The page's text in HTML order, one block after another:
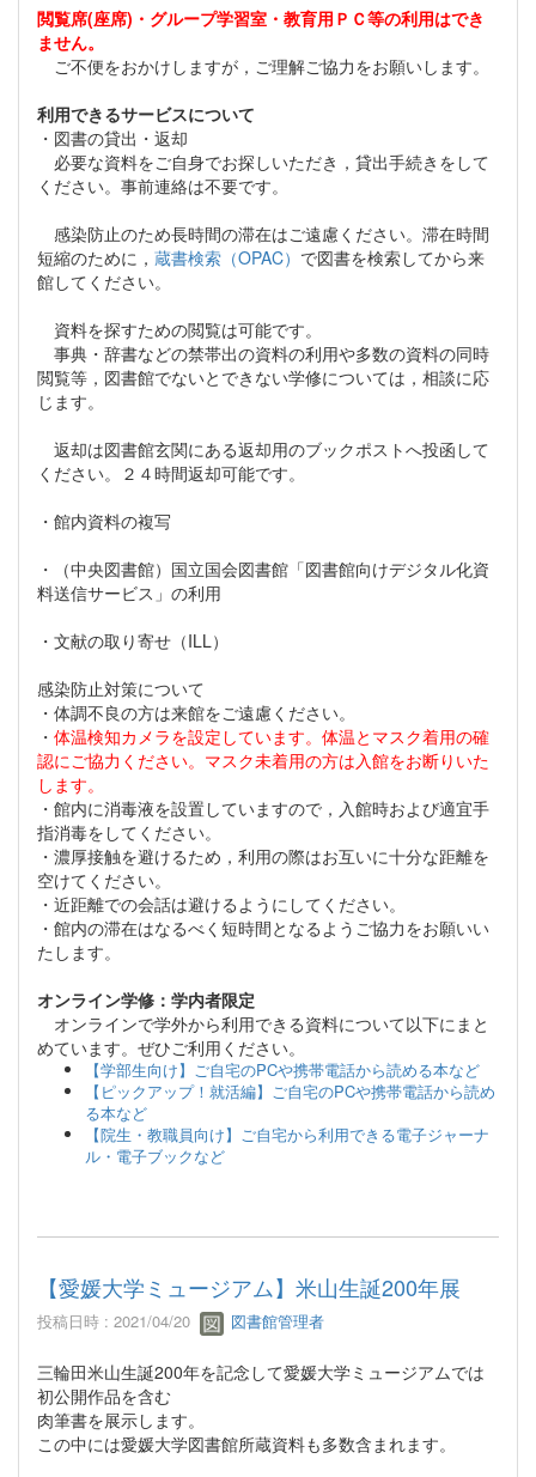
閲覧席(座席)・グループ学習室・教育用ＰＣ等の利用はでき
ません。
ご不便をおかけしますが，ご理解ご協力をお願いします。
利用できるサービスについて
・図書の貸出・返却
必要な資料をご自身でお探しいただき，貸出手続きをして
ください。事前連絡は不要です。
感染防止のため長時間の滞在はご遠慮ください。滞在時間
短縮のために， 蔵書検索（OPAC） で図書を検索してから来
館してください。
資料を探すための閲覧は可能です。
事典・辞書などの禁帯出の資料の利用や多数の資料の同時
閲覧等，図書館でないとできない学修については，相談に応
じます。
返却は図書館玄関にある返却用のブックポストへ投函して
ください。２４時間返却可能です。
・館内資料の複写
・（中央図書館）国立国会図書館「図書館向けデジタル化資
料送信サービス」の利用
・文献の取り寄せ（ILL）
感染防止対策について
・体調不良の方は来館をご遠慮ください。
・ 体温検知カメラを設定しています。体温とマスク着用の確
認にご協力ください。マスク未着用の方は入館をお断りいた
します。
・館内に消毒液を設置していますので，入館時および適宜手
指消毒をしてください。
・濃厚接触を避けるため，利用の際はお互いに十分な距離を
空けてください。
・近距離での会話は避けるようにしてください。
・館内の滞在はなるべく短時間となるようご協力をお願いい
たします。
オンライン学修：学内者限定
オンラインで学外から利用できる資料について以下にまと
めています。ぜひご利用ください。
【学部生向け】ご自宅のPCや携帯電話から読める本など
【ピックアップ！就活編】ご自宅のPCや携帯電話から読め
る本など
【院生・教職員向け】ご自宅から利用できる電子ジャーナ
ル・電子ブックなど
【愛媛大学ミュージアム】米山生誕200年展
投稿日時 : 2021/04/20 図書館管理者
三輪田米山生誕200年を記念して愛媛大学ミュージアムでは
初公開作品を含む
肉筆書を展示します。
この中には愛媛大学図書館所蔵資料も多数含まれます。